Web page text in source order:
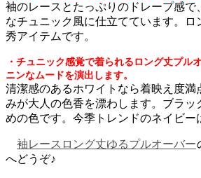
袖のレースとたっぷりのドレープ感で
なチュニック風に仕立てています。ロ
秀アイテムです。
・チュニック感覚で着られるロング丈プル
ニンなムードを演出します。
清潔感のあるホワイトなら着映え度満
みが大人の色香を漂わします。ブラッ
めの色です。今季トレンドのネイビー
袖レースロング丈ゆるプルオーバー
へどうぞ♪